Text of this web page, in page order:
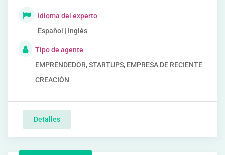
Idioma del experto
Español | Inglés
Tipo de agente
EMPRENDEDOR, STARTUPS, EMPRESA DE RECIENTE
CREACIÓN
Detalles